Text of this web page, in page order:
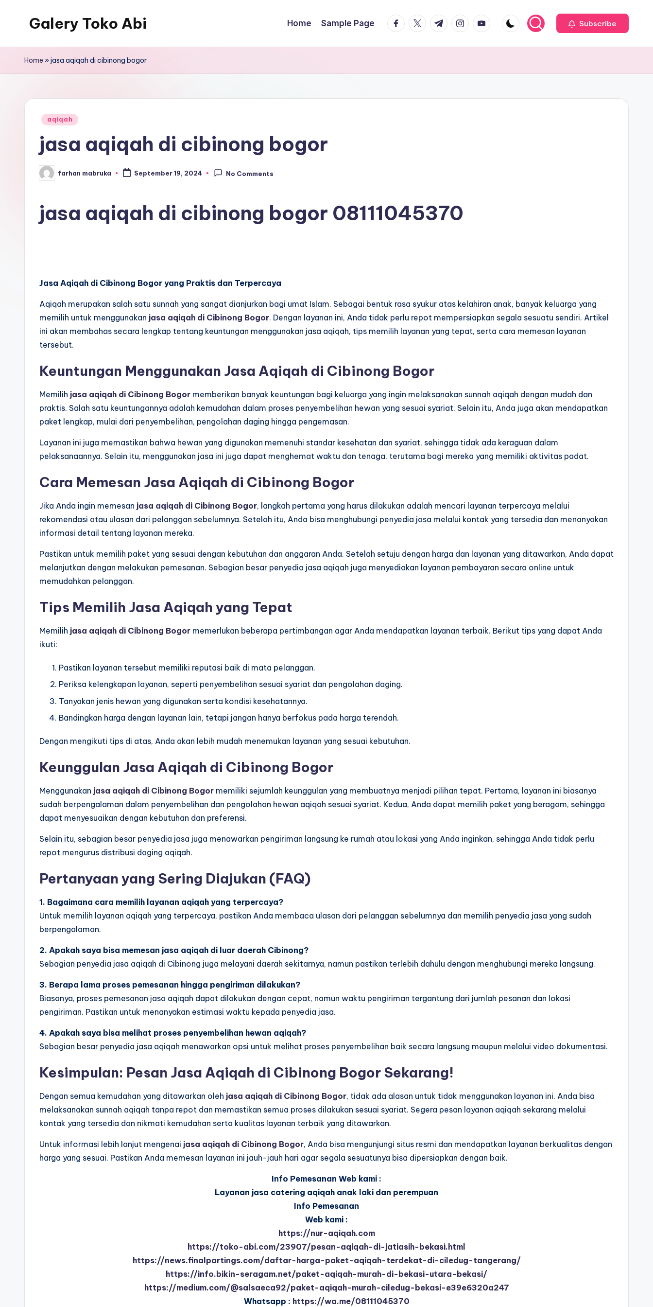
Galery Toko Abi Home Sample Page facebook.com
twitter.com
t.me instagram.com
youtube.com Subscribe
Home »jasa aqiqah di cibinong bogor
Posted
aqiqah
jasa aqiqah di cibinong bogor
Posted
by
farhan mabruka September 19, 2024 No Comments
jasa aqiqah di cibinong bogor 08111045370
Jasa Aqiqah di Cibinong Bogor yang Praktis dan Terpercaya
Aqiqah merupakan salah satu sunnah yang sangat dianjurkan bagi umat Islam. Sebagai bentuk rasa syukur atas kelahiran anak, banyak keluarga yang
memilih untuk menggunakan jasa aqiqah di Cibinong Bogor. Dengan layanan ini, Anda tidak perlu repot mempersiapkan segala sesuatu sendiri. Artikel
ini akan membahas secara lengkap tentang keuntungan menggunakan jasa aqiqah, tips memilih layanan yang tepat, serta cara memesan layanan
tersebut.
Keuntungan Menggunakan Jasa Aqiqah di Cibinong Bogor
Memilih jasa aqiqah di Cibinong Bogor memberikan banyak keuntungan bagi keluarga yang ingin melaksanakan sunnah aqiqah dengan mudah dan
praktis. Salah satu keuntungannya adalah kemudahan dalam proses penyembelihan hewan yang sesuai syariat. Selain itu, Anda juga akan mendapatkan
paket lengkap, mulai dari penyembelihan, pengolahan daging hingga pengemasan.
Layanan ini juga memastikan bahwa hewan yang digunakan memenuhi standar kesehatan dan syariat, sehingga tidak ada keraguan dalam
pelaksanaannya. Selain itu, menggunakan jasa ini juga dapat menghemat waktu dan tenaga, terutama bagi mereka yang memiliki aktivitas padat.
Cara Memesan Jasa Aqiqah di Cibinong Bogor
Jika Anda ingin memesan jasa aqiqah di Cibinong Bogor, langkah pertama yang harus dilakukan adalah mencari layanan terpercaya melalui
rekomendasi atau ulasan dari pelanggan sebelumnya. Setelah itu, Anda bisa menghubungi penyedia jasa melalui kontak yang tersedia dan menanyakan
informasi detail tentang layanan mereka.
Pastikan untuk memilih paket yang sesuai dengan kebutuhan dan anggaran Anda. Setelah setuju dengan harga dan layanan yang ditawarkan, Anda dapat
melanjutkan dengan melakukan pemesanan. Sebagian besar penyedia jasa aqiqah juga menyediakan layanan pembayaran secara online untuk
memudahkan pelanggan.
Tips Memilih Jasa Aqiqah yang Tepat
Memilih jasa aqiqah di Cibinong Bogor memerlukan beberapa pertimbangan agar Anda mendapatkan layanan terbaik. Berikut tips yang dapat Anda
ikuti:
Pastikan layanan tersebut memiliki reputasi baik di mata pelanggan.
Periksa kelengkapan layanan, seperti penyembelihan sesuai syariat dan pengolahan daging.
Tanyakan jenis hewan yang digunakan serta kondisi kesehatannya.
Bandingkan harga dengan layanan lain, tetapi jangan hanya berfokus pada harga terendah.
Dengan mengikuti tips di atas, Anda akan lebih mudah menemukan layanan yang sesuai kebutuhan.
Keunggulan Jasa Aqiqah di Cibinong Bogor
Menggunakan jasa aqiqah di Cibinong Bogor memiliki sejumlah keunggulan yang membuatnya menjadi pilihan tepat. Pertama, layanan ini biasanya
sudah berpengalaman dalam penyembelihan dan pengolahan hewan aqiqah sesuai syariat. Kedua, Anda dapat memilih paket yang beragam, sehingga
dapat menyesuaikan dengan kebutuhan dan preferensi.
Selain itu, sebagian besar penyedia jasa juga menawarkan pengiriman langsung ke rumah atau lokasi yang Anda inginkan, sehingga Anda tidak perlu
repot mengurus distribusi daging aqiqah.
Pertanyaan yang Sering Diajukan (FAQ)
1. Bagaimana cara memilih layanan aqiqah yang terpercaya?
Untuk memilih layanan aqiqah yang terpercaya, pastikan Anda membaca ulasan dari pelanggan sebelumnya dan memilih penyedia jasa yang sudah
berpengalaman.
2. Apakah saya bisa memesan jasa aqiqah di luar daerah Cibinong?
Sebagian penyedia jasa aqiqah di Cibinong juga melayani daerah sekitarnya, namun pastikan terlebih dahulu dengan menghubungi mereka langsung.
3. Berapa lama proses pemesanan hingga pengiriman dilakukan?
Biasanya, proses pemesanan jasa aqiqah dapat dilakukan dengan cepat, namun waktu pengiriman tergantung dari jumlah pesanan dan lokasi
pengiriman. Pastikan untuk menanyakan estimasi waktu kepada penyedia jasa.
4. Apakah saya bisa melihat proses penyembelihan hewan aqiqah?
Sebagian besar penyedia jasa aqiqah menawarkan opsi untuk melihat proses penyembelihan baik secara langsung maupun melalui video dokumentasi.
Kesimpulan: Pesan Jasa Aqiqah di Cibinong Bogor Sekarang!
Dengan semua kemudahan yang ditawarkan oleh jasa aqiqah di Cibinong Bogor, tidak ada alasan untuk tidak menggunakan layanan ini. Anda bisa
melaksanakan sunnah aqiqah tanpa repot dan memastikan semua proses dilakukan sesuai syariat. Segera pesan layanan aqiqah sekarang melalui
kontak yang tersedia dan nikmati kemudahan serta kualitas layanan terbaik yang ditawarkan.
Untuk informasi lebih lanjut mengenai jasa aqiqah di Cibinong Bogor, Anda bisa mengunjungi situs resmi dan mendapatkan layanan berkualitas dengan
harga yang sesuai. Pastikan Anda memesan layanan ini jauh-jauh hari agar segala sesuatunya bisa dipersiapkan dengan baik.
Info Pemesanan Web kami :
Layanan jasa catering aqiqah anak laki dan perempuan
Info Pemesanan
Web kami :
https://nur-aqiqah.com
https://toko-abi.com/23907/pesan-aqiqah-di-jatiasih-bekasi.html
https://news.finalpartings.com/daftar-harga-paket-aqiqah-terdekat-di-ciledug-tangerang/
https://info.bikin-seragam.net/paket-aqiqah-murah-di-bekasi-utara-bekasi/
https://medium.com/@salsaeca92/paket-aqiqah-murah-ciledug-bekasi-e39e6320a247
Whatsapp : https://wa.me/08111045370